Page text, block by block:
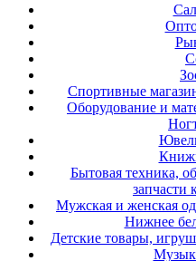
Спортивные
Оборудование и
Бытовая техника,
запчасти
Мужская и женская
Нижнее
Детские товары,